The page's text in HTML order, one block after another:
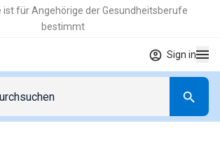
ist für Angehörige der Gesundheitsberufe
bestimmt
Sign in